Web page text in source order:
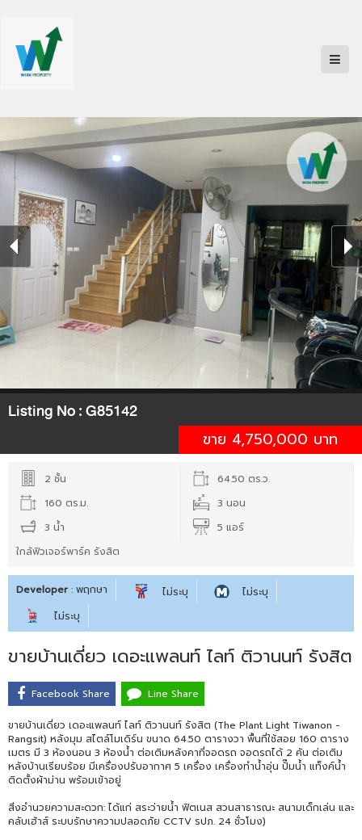
Listing No :G85142
ขาย 4,750,000 บาท
2 ชั้น
64.50 ตร.ว.
160 ตร.ม.
3 นอน
3 น้ำ
5 แอร์
ใกล้ฟิวเจอร์พาร์ค รังสิต
Developer : พฤกษา ไม่ระบุ
ไม่ระบุ
ไม่ระบุ
ขายบ้านเดี่ยว เดอะแพลนท์ ไลท์ ติวานนท์ รังสิต
Facebook Share Line Share
ขายบ้านเดี่ยว เดอะแพลนท์ ไลท์ ติวานนท์ รังสิต (The Plant Light Tiwanon -
Rangsit) หลังมุม สไตล์โมเดิร์น ขนาด 64.50 ตารางวา พื้นที่ใช้สอย 160 ตาราง
เมตร มี 3 ห้องนอน 3 ห้องน้ำ ต่อเติมหลังคาที่จอดรถ จอดรถได้ 2 คัน ต่อเติม
หลังบ้านเรียบร้อย มีเครื่องปรับอากาศ 5 เครื่อง เครื่องทำน้ำอุ่น ปั๊มน้ำ แท็งค์น้ำ
ติดตั้งผ้าม่าน พร้อมเข้าอยู่
สิ่งอำนวยความสะดวก: ได้แก่ สระว่ายน้ำ ฟิตเนส สวนสาธารณะ สนามเด็กเล่น และ
คลับเฮ้าส์ ระบบรักษาความปลอดภัย CCTV รปภ. 24 ชั่วโมง)